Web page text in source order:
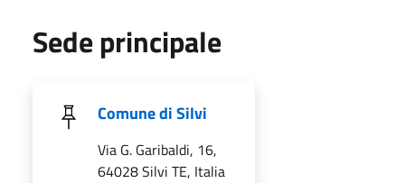
Sede principale
Comune di Silvi
Via G. Garibaldi, 16,
64028 Silvi TE, Italia